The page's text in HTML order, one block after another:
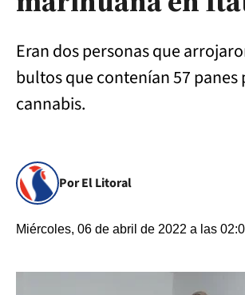
Eran dos personas que
bultos que contenían 57 panes
cannabis.
Por El Litoral
Miércoles, 06 de abril de 2022 a las